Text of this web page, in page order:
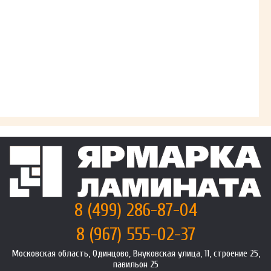
8 (499) 286-87-04
8 (967) 555-02-37
Московская область, Одинцово, Внуковская улица, 11, строение 25,
павильон 25